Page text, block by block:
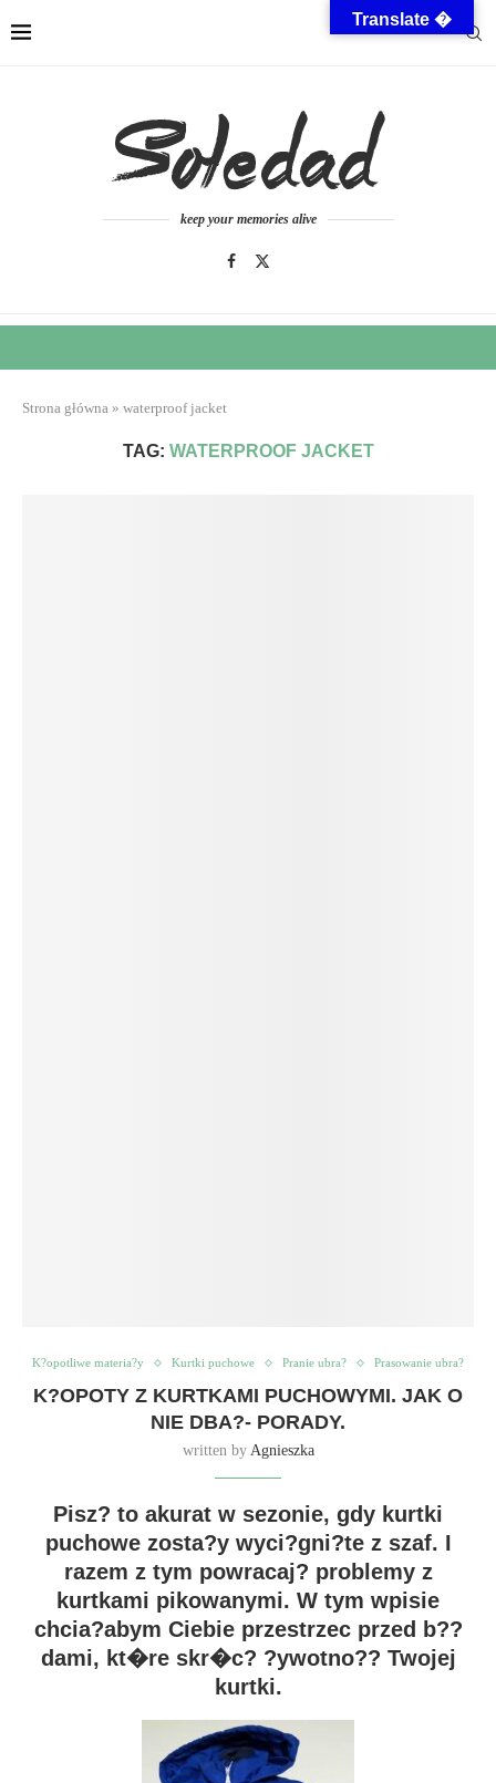
keep your memories alive
Strona główna » waterproof jacket
TAG: WATERPROOF JACKET
K?opotliwe materia?y Kurtki puchowe Pranie ubra? Prasowanie ubra?
K?OPOTY Z KURTKAMI PUCHOWYMI. JAK O
NIE DBA?- PORADY.
written by Agnieszka
Pisz? to akurat w sezonie, gdy kurtki
puchowe zosta?y wyci?gni?te z szaf. I
razem z tym powracaj? problemy z
kurtkami pikowanymi. W tym wpisie
chcia?abym Ciebie przestrzec przed b??
dami, kt�re skr�c? ?ywotno?? Twojej
kurtki.
Translate �